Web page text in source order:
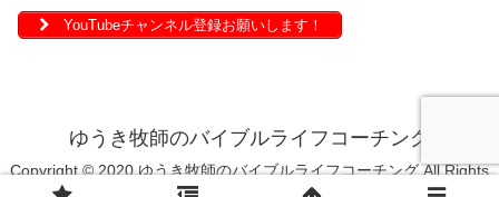
YouTubeチャンネル登録お願いします！
ゆうき牧師のバイブルライフコーチング
Copyright © 2020 ゆうき牧師のバイブルライフコーチング All Rights